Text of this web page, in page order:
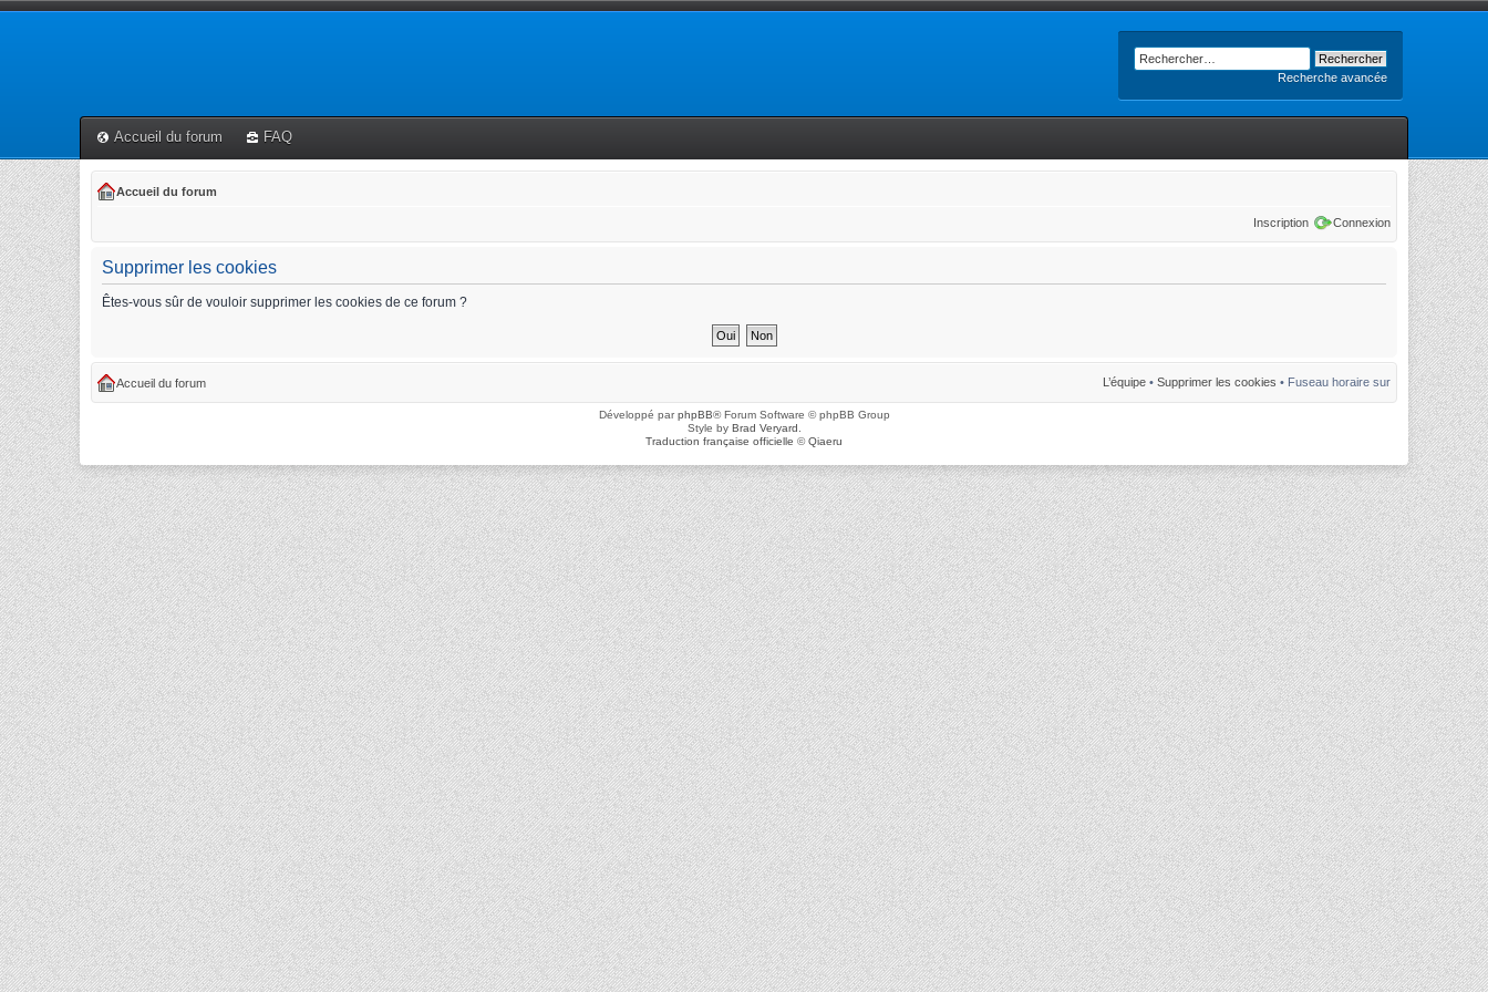
Recherche avancée
Accueil du forum FAQ
Accueil du forum
Inscription Connexion
Supprimer les cookies
Êtes-vous sûr de vouloir supprimer les cookies de ce forum ?
Accueil du forum L’équipe • Supprimer les cookies • Fuseau horaire sur
Développé parphpBB® Forum Software © phpBB Group
Style by Brad Veryard
Traduction française officielle ©Qiaeru